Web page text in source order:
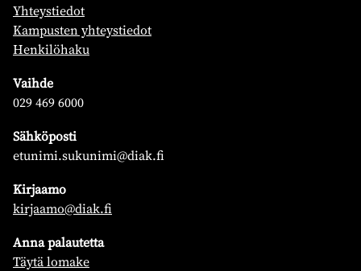
Yhteystiedot
Kampusten yhteystiedot
Henkilöhaku
Vaihde
029 469 6000
Sähköposti
etunimi.sukunimi@diak.fi
Kirjaamo
kirjaamo@diak.fi
Anna palautetta
Täytä lomake